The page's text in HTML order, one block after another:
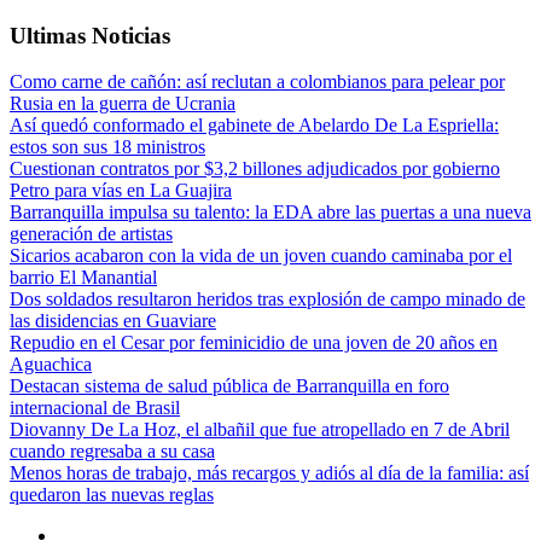
Ultimas Noticias
Como carne de cañón: así reclutan a colombianos para pelear por
Rusia en la guerra de Ucrania
Así quedó conformado el gabinete de Abelardo De La Espriella:
estos son sus 18 ministros
Cuestionan contratos por $3,2 billones adjudicados por gobierno
Petro para vías en La Guajira
Barranquilla impulsa su talento: la EDA abre las puertas a una nueva
generación de artistas
Sicarios acabaron con la vida de un joven cuando caminaba por el
barrio El Manantial
Dos soldados resultaron heridos tras explosión de campo minado de
las disidencias en Guaviare
Repudio en el Cesar por feminicidio de una joven de 20 años en
Aguachica
Destacan sistema de salud pública de Barranquilla en foro
internacional de Brasil
Diovanny De La Hoz, el albañil que fue atropellado en 7 de Abril
cuando regresaba a su casa
Menos horas de trabajo, más recargos y adiós al día de la familia: así
quedaron las nuevas reglas